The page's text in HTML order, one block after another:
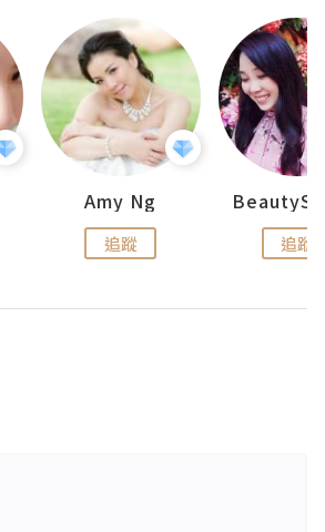
Amy Ng
追蹤 追蹤